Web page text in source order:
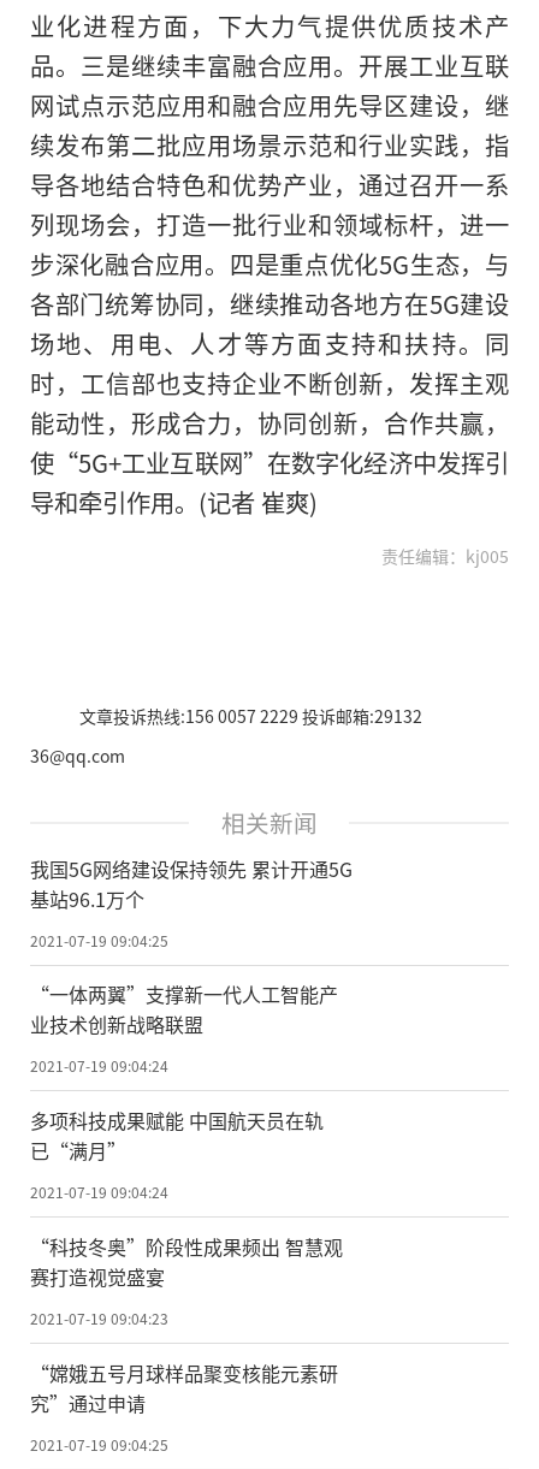
业化进程方面，下大力气提供优质技术产
品。三是继续丰富融合应用。开展工业互联
网试点示范应用和融合应用先导区建设，继
续发布第二批应用场景示范和行业实践，指
导各地结合特色和优势产业，通过召开一系
列现场会，打造一批行业和领域标杆，进一
步深化融合应用。四是重点优化5G生态，与
各部门统筹协同，继续推动各地方在5G建设
场地、用电、人才等方面支持和扶持。同
时，工信部也支持企业不断创新，发挥主观
能动性，形成合力，协同创新，合作共赢，
使“5G+工业互联网”在数字化经济中发挥引
导和牵引作用。(记者 崔爽)
责任编辑：kj005
文章投诉热线:156 0057 2229 投诉邮箱:29132
36@qq.com
相关新闻
我国5G网络建设保持领先 累计开通5G
基站96.1万个
2021-07-19 09:04:25
“一体两翼”支撑新一代人工智能产
业技术创新战略联盟
2021-07-19 09:04:24
多项科技成果赋能 中国航天员在轨
已“满月”
2021-07-19 09:04:24
“科技冬奥”阶段性成果频出 智慧观
赛打造视觉盛宴
2021-07-19 09:04:23
“嫦娥五号月球样品聚变核能元素研
究”通过申请
2021-07-19 09:04:25